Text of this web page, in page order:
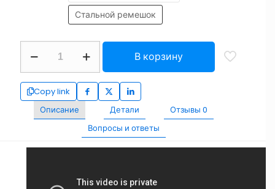
Стальной ремешок
В корзину
Copy link
Описание
Детали Отзывы 0
Вопросы и ответы